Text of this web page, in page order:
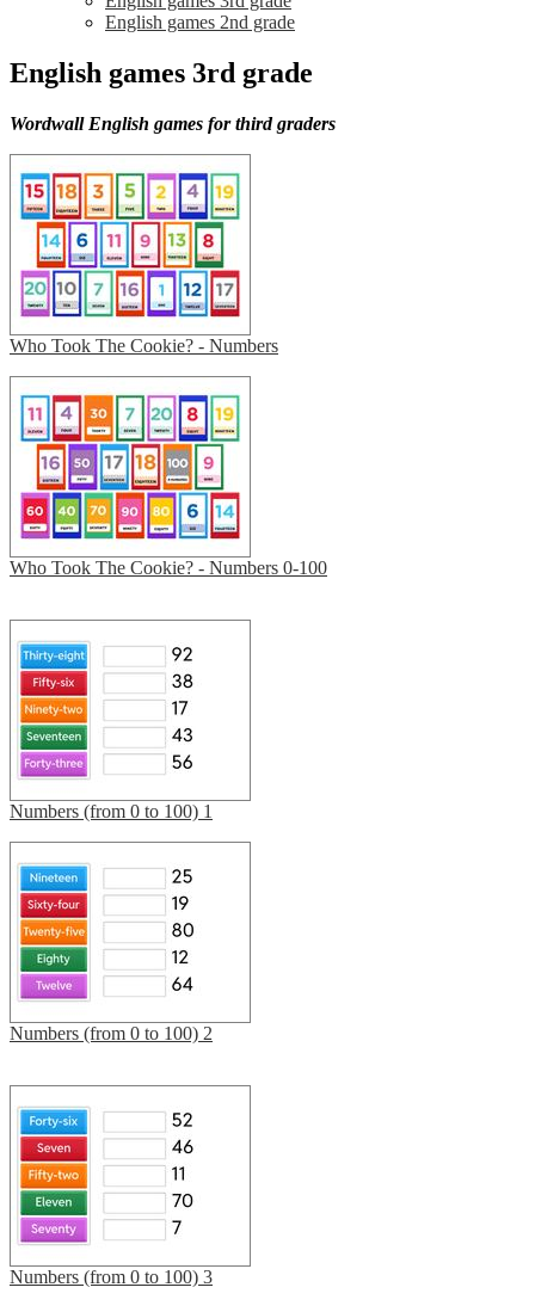
English games 2nd grade
English games 3rd grade
Wordwall English games for third graders
Who Took The Cookie? - Numbers
Who Took The Cookie? - Numbers 0-100
Numbers (from 0 to 100) 1
Numbers (from 0 to 100) 2
Numbers (from 0 to 100) 3